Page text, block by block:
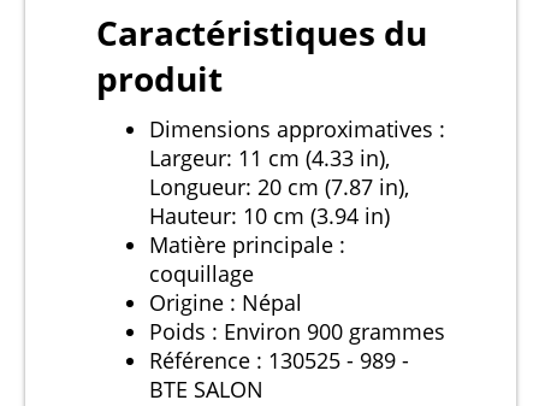
Caractéristiques du
produit
Dimensions approximatives :
Largeur: 11 cm (4.33 in),
Longueur: 20 cm (7.87 in),
Hauteur: 10 cm (3.94 in)
Matière principale :
coquillage
Origine : Népal
Poids : Environ 900 grammes
Référence : 130525 - 989 -
BTE SALON